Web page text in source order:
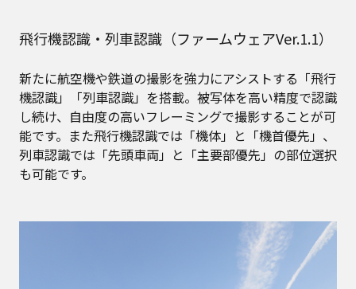
飛行機認識・列車認識（ファームウェアVer.1.1）
新たに航空機や鉄道の撮影を強力にアシストする「飛行
機認識」「列車認識」を搭載。被写体を高い精度で認識
し続け、自由度の高いフレーミングで撮影することが可
能です。また飛行機認識では「機体」と「機首優先」、
列車認識では「先頭車両」と「主要部優先」の部位選択
も可能です。